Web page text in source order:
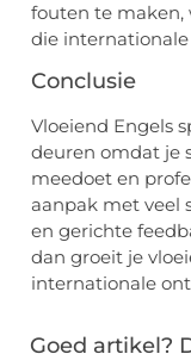
fouten te maken,
die
Conclusie
Vloeiend Engels
deuren omdat je
meedoet en
aanpak met veel
en gerichte
dan groeit je
internationale
Goed artikel?